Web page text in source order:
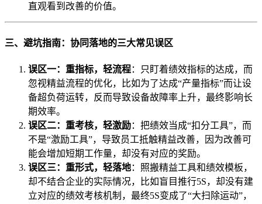
直观看到改善的价值。
三、避坑指南：协同落地的三大常见误区
误区一：重指标，轻流程：只盯着绩效指标的达成，而
忽视精益流程的优化，比如为了达成“产量指标”而让设
备超负荷运转，反而导致设备故障率上升，最终影响长
期效率。
误区二：重考核，轻激励：把绩效当成“扣分工具”，而
不是“激励工具”，导致员工抵触精益改善，因为改善可
能会增加短期工作量，却没有对应的奖励。
误区三：重形式，轻落地：照搬精益工具和绩效模板，
却不结合企业的实际情况，比如盲目推行5S，却没有建
立对应的绩效考核机制，最终5S变成了“大扫除运动”，